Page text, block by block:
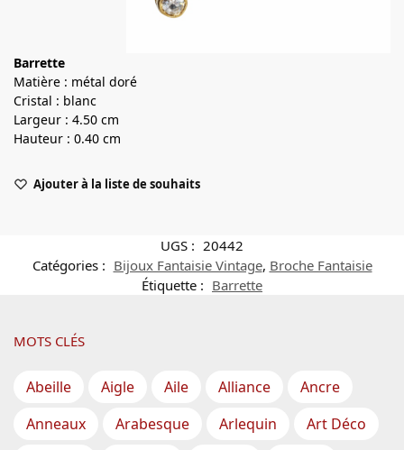
Barrette
Matière : métal doré
Cristal : blanc
Largeur : 4.50 cm
Hauteur : 0.40 cm
Ajouter à la liste de souhaits
UGS : 20442
Catégories : Bijoux Fantaisie Vintage, Broche Fantaisie
Étiquette : Barrette
MOTS CLÉS
Abeille Aigle Aile Alliance
Ancre
Anneaux
Arabesque Arlequin
Art Déco